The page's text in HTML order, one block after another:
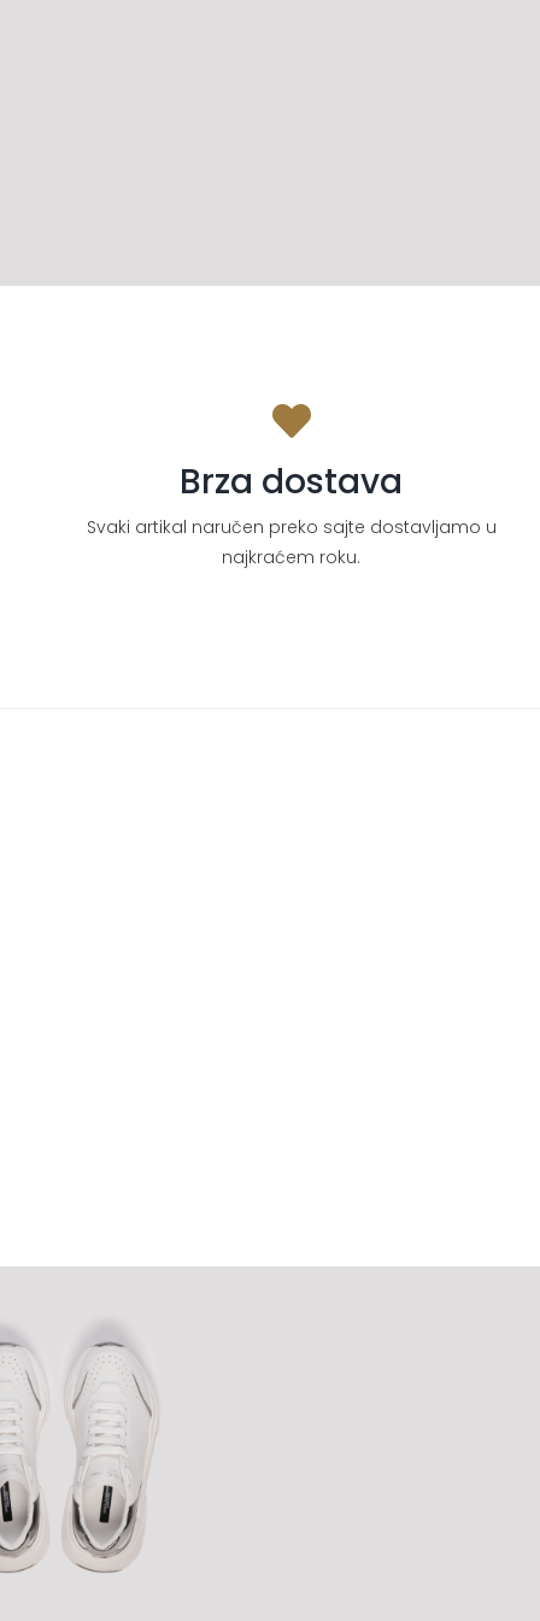
Brza dostava
Svaki artikal naručen preko sajte dostavljamo u
najkraćem roku.